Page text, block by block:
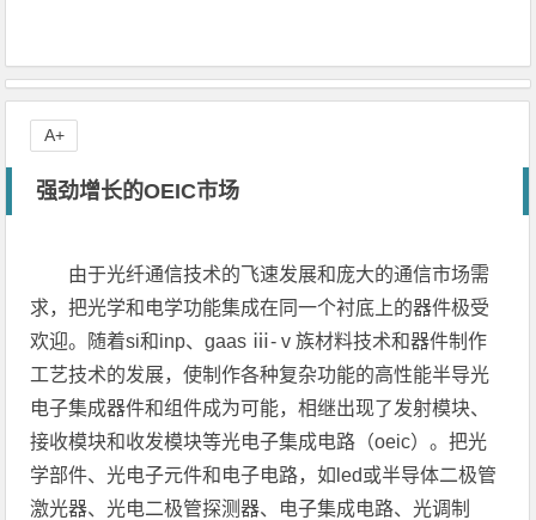
强劲增长的OEIC市场
由于光纤通信技术的飞速发展和庞大的通信市场需
求，把光学和电学功能集成在同一个衬底上的器件极受
欢迎。随着si和inp、gaas ⅲ-ⅴ族材料技术和器件制作
工艺技术的发展，使制作各种复杂功能的高性能半导光
电子集成器件和组件成为可能，相继出现了发射模块、
接收模块和收发模块等光电子集成电路（oeic）。把光
学部件、光电子元件和电子电路，如led或半导体二极管
激光器、光电二极管探测器、电子集成电路、光调制
A+